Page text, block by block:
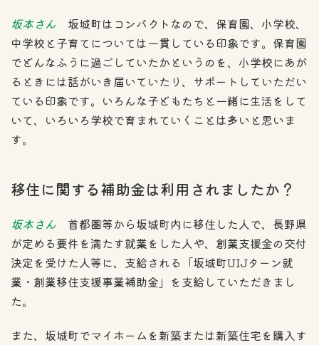
坂本さん 坂城町はコンパクトなので、保育園、小学校、
中学校と子育てについては一貫している印象です。保育園
でどんなふうに過ごしていたかというのを、小学校にあが
るときには話がいき届いていたり、サポートしていただい
ている印象です。いろんな子どもたちと一緒に生活をして
いて、いろいろ学校で育まれていくことは多いと思いま
す。
移住に関する補助金は利用されましたか？
坂本さん 首都圏等から坂城町内に移住した人で、長野県
が定める要件を満たす就業をした人や、創業支援金の交付
決定を受けた人等に、支給される「坂城町UIJターン就
業・創業移住支援事業補助金」を支給していただきまし
た。
また、坂城町でマイホームを新築または新築住宅を購入す